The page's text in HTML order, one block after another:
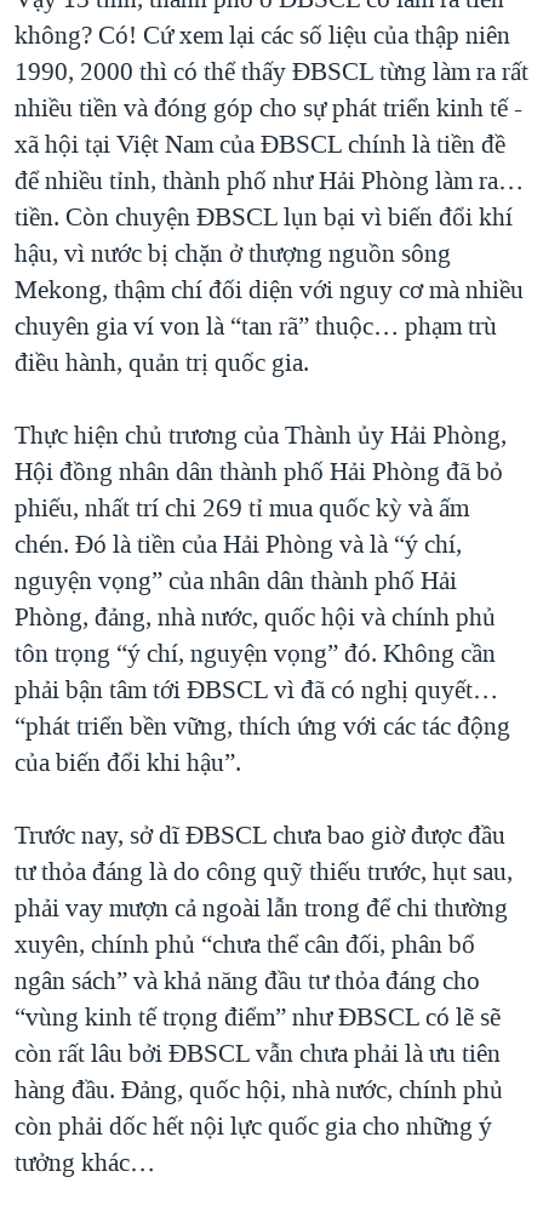
không? Có! Cứ xem lại các số liệu của thập niên
1990, 2000 thì có thể thấy ĐBSCL từng làm ra rất
nhiều tiền và đóng góp cho sự phát triển kinh tế -
xã hội tại Việt Nam của ĐBSCL chính là tiền đề
để nhiều tỉnh, thành phố như Hải Phòng làm ra…
tiền. Còn chuyện ĐBSCL lụn bại vì biến đổi khí
hậu, vì nước bị chặn ở thượng nguồn sông
Mekong, thậm chí đối diện với nguy cơ mà nhiều
chuyên gia ví von là “tan rã” thuộc… phạm trù
điều hành, quản trị quốc gia.
Thực hiện chủ trương của Thành ủy Hải Phòng,
Hội đồng nhân dân thành phố Hải Phòng đã bỏ
phiếu, nhất trí chi 269 tỉ mua quốc kỳ và ấm
chén. Đó là tiền của Hải Phòng và là “ý chí,
nguyện vọng” của nhân dân thành phố Hải
Phòng, đảng, nhà nước, quốc hội và chính phủ
tôn trọng “ý chí, nguyện vọng” đó. Không cần
phải bận tâm tới ĐBSCL vì đã có nghị quyết…
“phát triển bền vững, thích ứng với các tác động
của biến đổi khi hậu”.
Trước nay, sở dĩ ĐBSCL chưa bao giờ được đầu
tư thỏa đáng là do công quỹ thiếu trước, hụt sau,
phải vay mượn cả ngoài lẫn trong để chi thường
xuyên, chính phủ “chưa thể cân đối, phân bổ
ngân sách” và khả năng đầu tư thỏa đáng cho
“vùng kinh tế trọng điểm” như ĐBSCL có lẽ sẽ
còn rất lâu bởi ĐBSCL vẫn chưa phải là ưu tiên
hàng đầu. Đảng, quốc hội, nhà nước, chính phủ
còn phải dốc hết nội lực quốc gia cho những ý
tưởng khác…